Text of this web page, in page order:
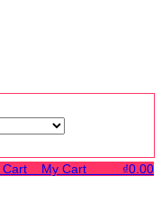
Cart My Cart ₫0.00